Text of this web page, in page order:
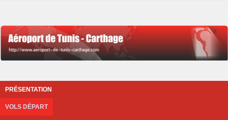
PRÉSENTATION
VOLS DÉPART